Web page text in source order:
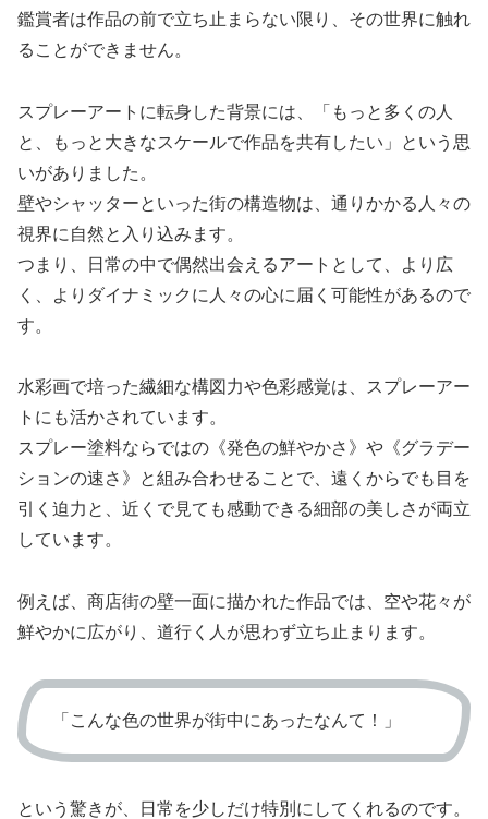
鑑賞者は作品の前で立ち止まらない限り、その世界に触れ
ることができません。
スプレーアートに転身した背景には、「もっと多くの人
と、もっと大きなスケールで作品を共有したい」という思
いがありました。
壁やシャッターといった街の構造物は、通りかかる人々の
視界に自然と入り込みます。
つまり、日常の中で偶然出会えるアートとして、より広
く、よりダイナミックに人々の心に届く可能性があるので
す。
水彩画で培った繊細な構図力や色彩感覚は、スプレーアー
トにも活かされています。
スプレー塗料ならではの《発色の鮮やかさ》や《グラデー
ションの速さ》と組み合わせることで、遠くからでも目を
引く迫力と、近くで見ても感動できる細部の美しさが両立
しています。
例えば、商店街の壁一面に描かれた作品では、空や花々が
鮮やかに広がり、道行く人が思わず立ち止まります。
「こんな色の世界が街中にあったなんて！」
という驚きが、日常を少しだけ特別にしてくれるのです。